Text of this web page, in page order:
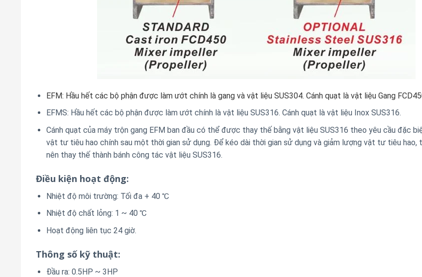
EFM: Hầu hết các bộ phận được làm ướt chính là gang và vật liệu SUS304. Cánh quạt là vật liệu Gang
EFMS: Hầu hết các bộ phận được làm ướt chính là vật liệu SUS316. Cánh quạt là vật liệu Inox SUS316.
Cánh quạt của máy trộn gang EFM ban đầu có thể được thay thế bằng vật liệu SUS316 theo yêu cầu đặc
vật tư tiêu hao chính sau một thời gian sử dụng. Để kéo dài thời gian sử dụng và giảm lượng vật tư tiêu hao,
nên thay thế thành bánh công tác vật liệu SUS316.
Điều kiện hoạt động:
Nhiệt độ môi trường: Tối đa + 40 ℃
Nhiệt độ chất lỏng: 1 ~ 40 ℃
Hoạt động liên tục 24 giờ.
Thông số kỹ thuật:
Đầu ra: 0.5HP ~ 3HP